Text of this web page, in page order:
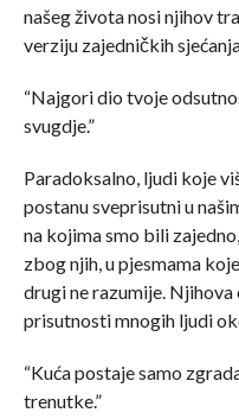
našeg života nosi njihov
verziju zajedničkih
“Najgori dio tvoje
svugdje.”
Paradoksalno, ljudi koje
postanu sveprisutni u
na kojima smo bili
zbog njih, u pjesmama
drugi ne razumije.
prisutnosti mnogih ljudi
“Kuća postaje samo
trenutke.”